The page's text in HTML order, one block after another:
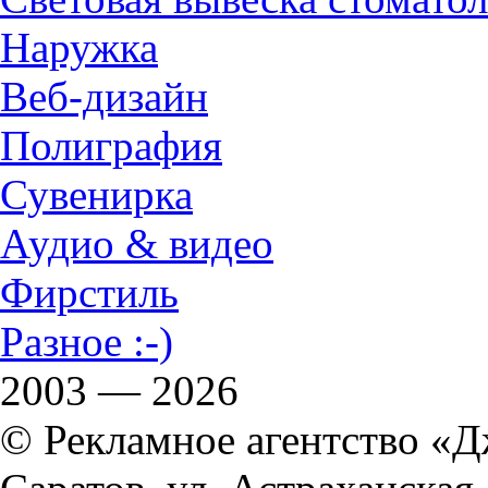
Наружка
Веб-дизайн
Полиграфия
Сувенирка
Аудио & видео
Фирстиль
Разное :-)
2003 — 2026
© Рекламное агентство